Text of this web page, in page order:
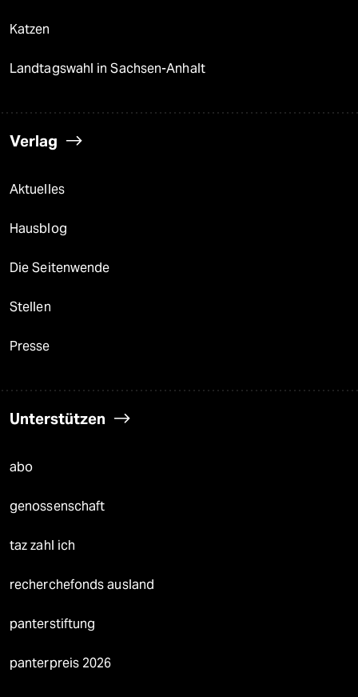
Katzen
Landtagswahl in Sachsen-Anhalt
Verlag
Aktuelles
Hausblog
Die Seitenwende
Stellen
Presse
Unterstützen
abo
genossenschaft
taz zahl ich
recherchefonds ausland
panterstiftung
panterpreis 2026